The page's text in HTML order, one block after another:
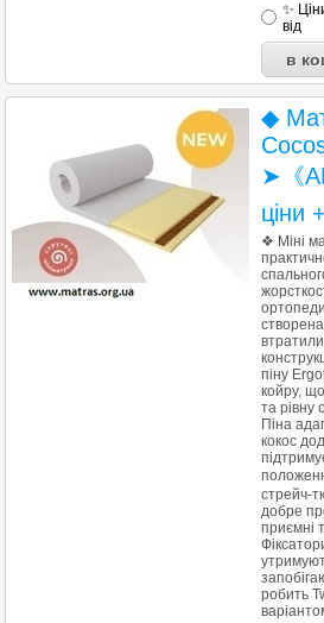
✨
від
◆
➤《
ціни
❖ Міні
створена
піну
койру,
та рівну
Піна
кокос
стрейч-
добре
приємні
робить